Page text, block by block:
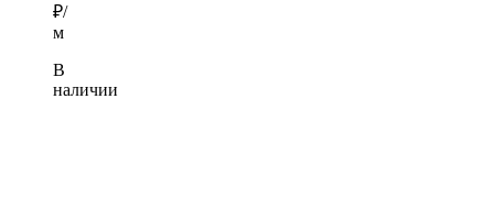
₽/
м
В
наличии